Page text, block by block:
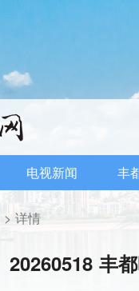
电视新闻 丰
> 详情
20260518 丰